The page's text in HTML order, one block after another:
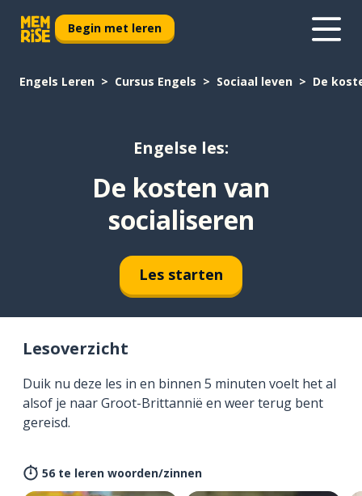
Begin met leren
Engels Leren Cursus Engels Sociaal leven De
Engelse les:
De kosten van
socialiseren
Les starten
Lesoverzicht
Duik nu deze les in en binnen 5 minuten voelt het al
alsof je naar Groot-Brittannië en weer terug bent
gereisd.
56 te leren woorden/zinnen